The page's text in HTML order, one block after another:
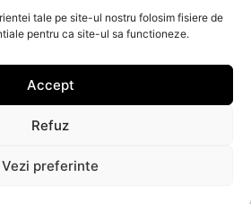
tale pe site-ul nostru folosim fisiere de
pentru ca site-ul sa functioneze.
Accept
Refuz
Vezi preferinte
. Realizat de Alex-
design.ro